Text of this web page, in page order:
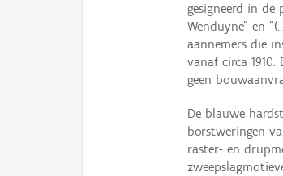
gesigneerd in de
Wenduyne" en
aannemers die
vanaf circa
geen
De blauwe
borstweringen
raster- en